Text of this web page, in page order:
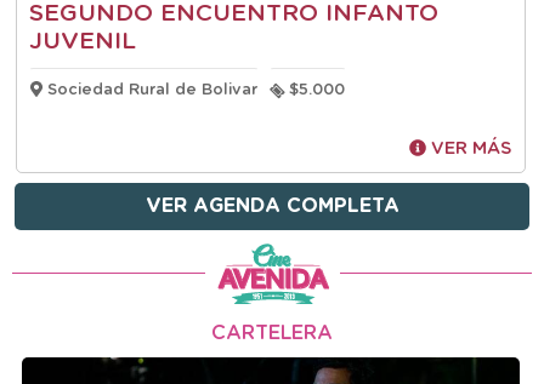
SEGUNDO ENCUENTRO INFANTO
JUVENIL
Sociedad Rural de Bolivar $5.000
VER MÁS
VER AGENDA COMPLETA
CARTELERA